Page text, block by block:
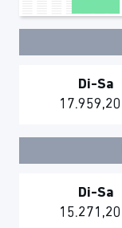
Di-Sa
Di-Sa